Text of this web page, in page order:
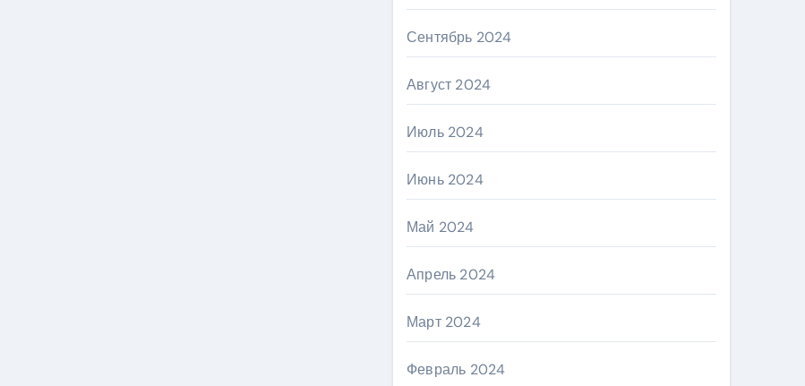
Сентябрь 2024
Август 2024
Июль 2024
Июнь 2024
Май 2024
Апрель 2024
Март 2024
Февраль 2024